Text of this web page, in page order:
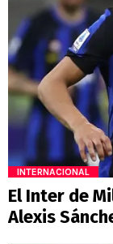
INTERNACIONAL
El Inter de
Alexis